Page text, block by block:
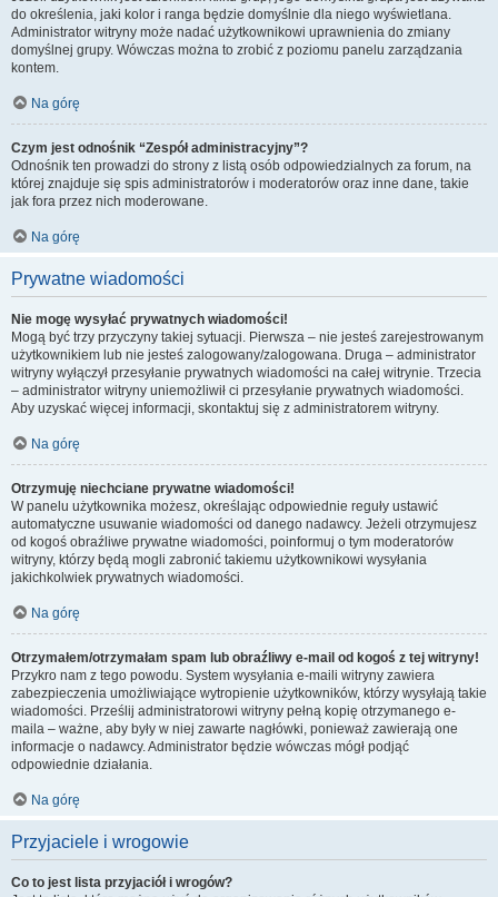
do określenia, jaki kolor i ranga będzie domyślnie dla niego wyświetlana.
Administrator witryny może nadać użytkownikowi uprawnienia do zmiany
domyślnej grupy. Wówczas można to zrobić z poziomu panelu zarządzania
kontem.
Na górę
Czym jest odnośnik “Zespół administracyjny”?
Odnośnik ten prowadzi do strony z listą osób odpowiedzialnych za forum, na
której znajduje się spis administratorów i moderatorów oraz inne dane, takie
jak fora przez nich moderowane.
Na górę
Prywatne wiadomości
Nie mogę wysyłać prywatnych wiadomości!
Mogą być trzy przyczyny takiej sytuacji. Pierwsza – nie jesteś zarejestrowanym
użytkownikiem lub nie jesteś zalogowany/zalogowana. Druga – administrator
witryny wyłączył przesyłanie prywatnych wiadomości na całej witrynie. Trzecia
– administrator witryny uniemożliwił ci przesyłanie prywatnych wiadomości.
Aby uzyskać więcej informacji, skontaktuj się z administratorem witryny.
Na górę
Otrzymuję niechciane prywatne wiadomości!
W panelu użytkownika możesz, określając odpowiednie reguły ustawić
automatyczne usuwanie wiadomości od danego nadawcy. Jeżeli otrzymujesz
od kogoś obraźliwe prywatne wiadomości, poinformuj o tym moderatorów
witryny, którzy będą mogli zabronić takiemu użytkownikowi wysyłania
jakichkolwiek prywatnych wiadomości.
Na górę
Otrzymałem/otrzymałam spam lub obraźliwy e-mail od kogoś z tej witryny!
Przykro nam z tego powodu. System wysyłania e-maili witryny zawiera
zabezpieczenia umożliwiające wytropienie użytkowników, którzy wysyłają takie
wiadomości. Prześlij administratorowi witryny pełną kopię otrzymanego e-
maila – ważne, aby były w niej zawarte nagłówki, ponieważ zawierają one
informacje o nadawcy. Administrator będzie wówczas mógł podjąć
odpowiednie działania.
Na górę
Przyjaciele i wrogowie
Co to jest lista przyjaciół i wrogów?